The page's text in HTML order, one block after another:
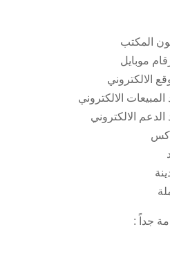
المكتب
الالكتروني
المبيعات الالكتروني
الدعم الالكتروني
جداً :